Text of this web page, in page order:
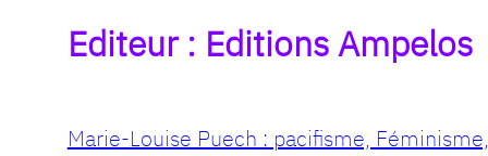
Editeur : Editions Ampelos
Marie-Louise Puech : pacifisme,